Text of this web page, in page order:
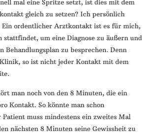
mal eine Spritze setzt, ist dies mit dem
gleich zu setzen? Ich persönlich
Ein ordentlicher Arztkontakt ist es für mich,
stattfindet, um eine Diagnose zu äußern und
Behandlungsplan zu besprechen. Denn
so ist nicht jeder Kontakt mit dem
man noch von den 8 Minuten, die ein
Kontakt. So könnte man schon
Patient muss mindestens ein zweites Mal
nächsten 8 Minuten seine Gewissheit zu